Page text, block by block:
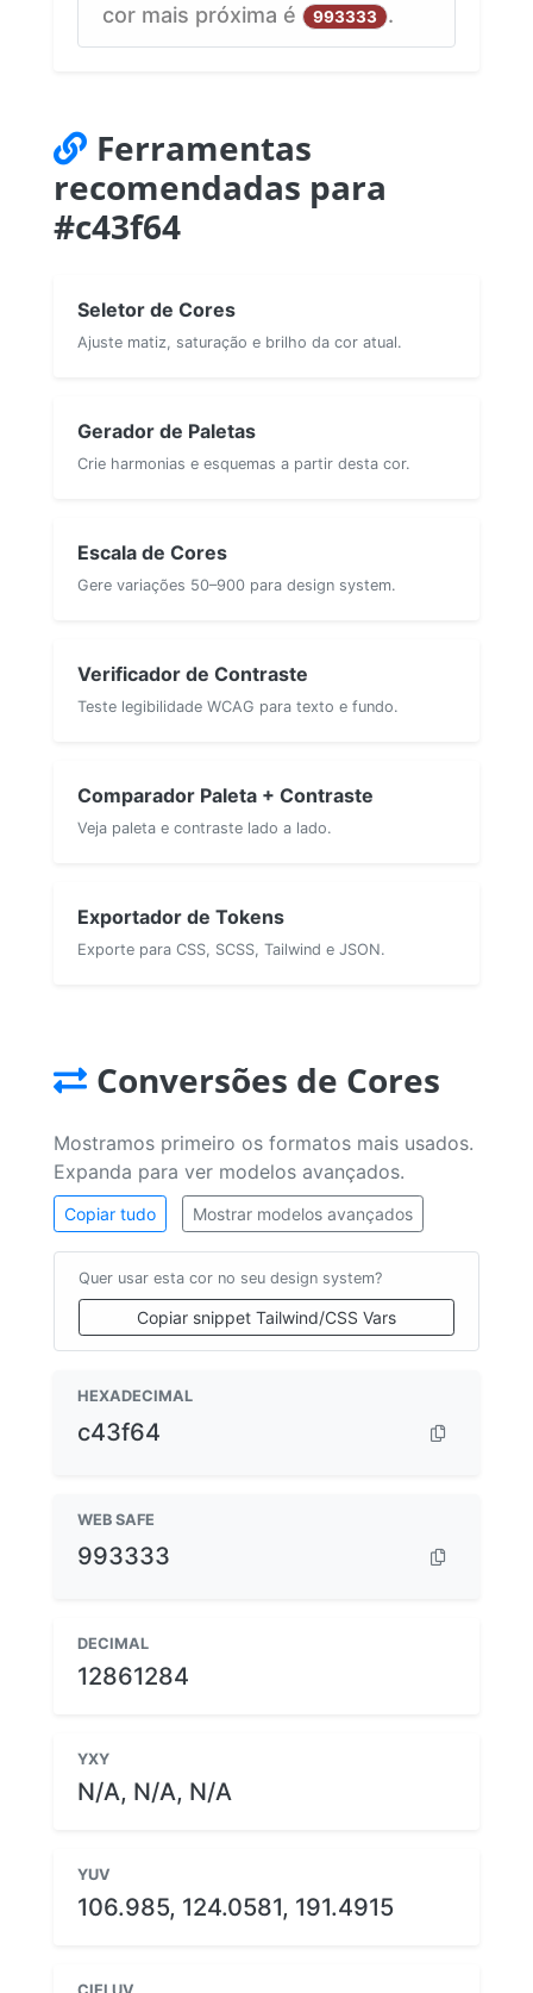
cor mais próxima é
993333 .
Ferramentas
recomendadas para
#c43f64
Seletor de Cores
Ajuste matiz, saturação e brilho da cor atual.
Gerador de Paletas
Crie harmonias e esquemas a partir desta cor.
Escala de Cores
Gere variações 50–900 para design system.
Verificador de Contraste
Teste legibilidade WCAG para texto e fundo.
Comparador Paleta + Contraste
Veja paleta e contraste lado a lado.
Exportador de Tokens
Exporte para CSS, SCSS, Tailwind e JSON.
Conversões de Cores
Mostramos primeiro os formatos mais usados.
Expanda para ver modelos avançados.
Copiar tudo Mostrar modelos avançados
Quer usar esta cor no seu design system?
Copiar snippet Tailwind/CSS Vars
HEXADECIMAL
c43f64
WEB SAFE
993333
DECIMAL
12861284
YXY
N/A, N/A, N/A
YUV
106.985, 124.0581, 191.4915
CIELUV